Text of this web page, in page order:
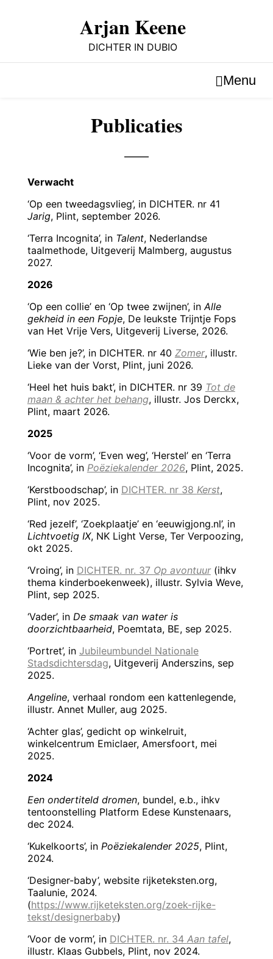
Arjan Keene
DICHTER IN DUBIO
Menu
Publicaties
Verwacht
‘Op een tweedagsvlieg’, in DICHTER. nr 41
Jarig, Plint, september 2026.
‘Terra Incognita’, in Talent, Nederlandse
taalmethode, Uitgeverij Malmberg, augustus
2027.
2026
‘Op een collie’ en ‘Op twee zwijnen’, inAlle
gekheid in een Fopje, De leukste Trijntje Fops
van Het Vrije Vers, Uitgeverij Liverse, 2026.
‘Wie ben je?’, in DICHTER. nr 40 Zomer, illustr.
Lieke van der Vorst, Plint, juni 2026.
‘Heel het huis bakt’, in DICHTER. nr 39 Tot de
maan & achter het behang, illustr. Jos Derckx,
Plint, maart 2026.
2025
‘Voor de vorm’, ‘Even weg’, ‘Herstel’ en ‘Terra
Incognita’, in Poëziekalender 2026, Plint, 2025.
‘Kerstboodschap’, in DICHTER. nr 38 Kerst,
Plint, nov 2025.
‘Red jezelf’, ‘Zoekplaatje’ en ‘eeuwigjong.nl’, in
Lichtvoetig IX, NK Light Verse, Ter Verpoozing,
okt 2025.
‘Vroing’, in DICHTER. nr. 37 Op avontuur(ihkv
thema kinderboekenweek), illustr. Sylvia Weve,
Plint, sep 2025.
‘Vader’, in De smaak van water is
doorzichtbaarheid, Poemtata, BE, sep 2025.
‘Portret’, in Jubileumbundel Nationale
Stadsdichtersdag, Uitgeverij Anderszins, sep
2025.
Angeline, verhaal rondom een kattenlegende,
illustr. Annet Muller, aug 2025.
‘Achter glas’, gedicht op winkelruit,
winkelcentrum Emiclaer, Amersfoort, mei
2025.
2024
Een ondertiteld dromen, bundel, e.b., ihkv
tentoonstelling Platform Edese Kunstenaars,
dec 2024.
‘Kukelkoorts’, in Poëziekalender 2025, Plint,
2024.
‘Designer-baby’, website rijketeksten.org,
Taalunie, 2024.
(https://www.rijketeksten.org/zoek-rijke-
tekst/designerbaby)
‘Voor de vorm’, in DICHTER. nr. 34 Aan tafel,
illustr. Klaas Gubbels, Plint, nov 2024.